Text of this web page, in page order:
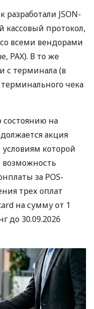
JSON-
протокол,
всеми вендорами
PAX). В то же
с терминала (в
чека
на
акция
условиям которой
за POS-
трех оплат
на сумму от 1
до 30.09.2026